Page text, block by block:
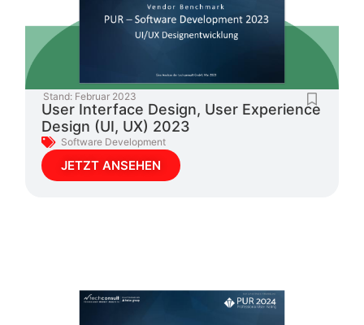
Stand: Februar 2023
User Interface Design, User Experience
Design (UI, UX) 2023
Software Development
JETZT ANSEHEN